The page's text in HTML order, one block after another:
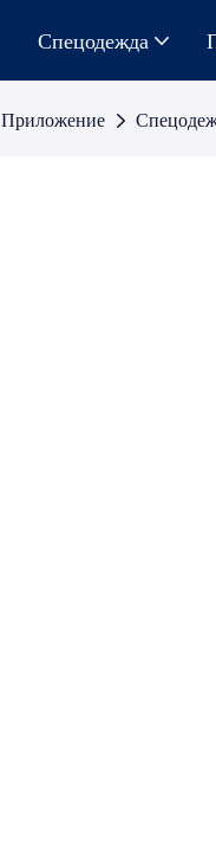
Спецодежда
Приложение